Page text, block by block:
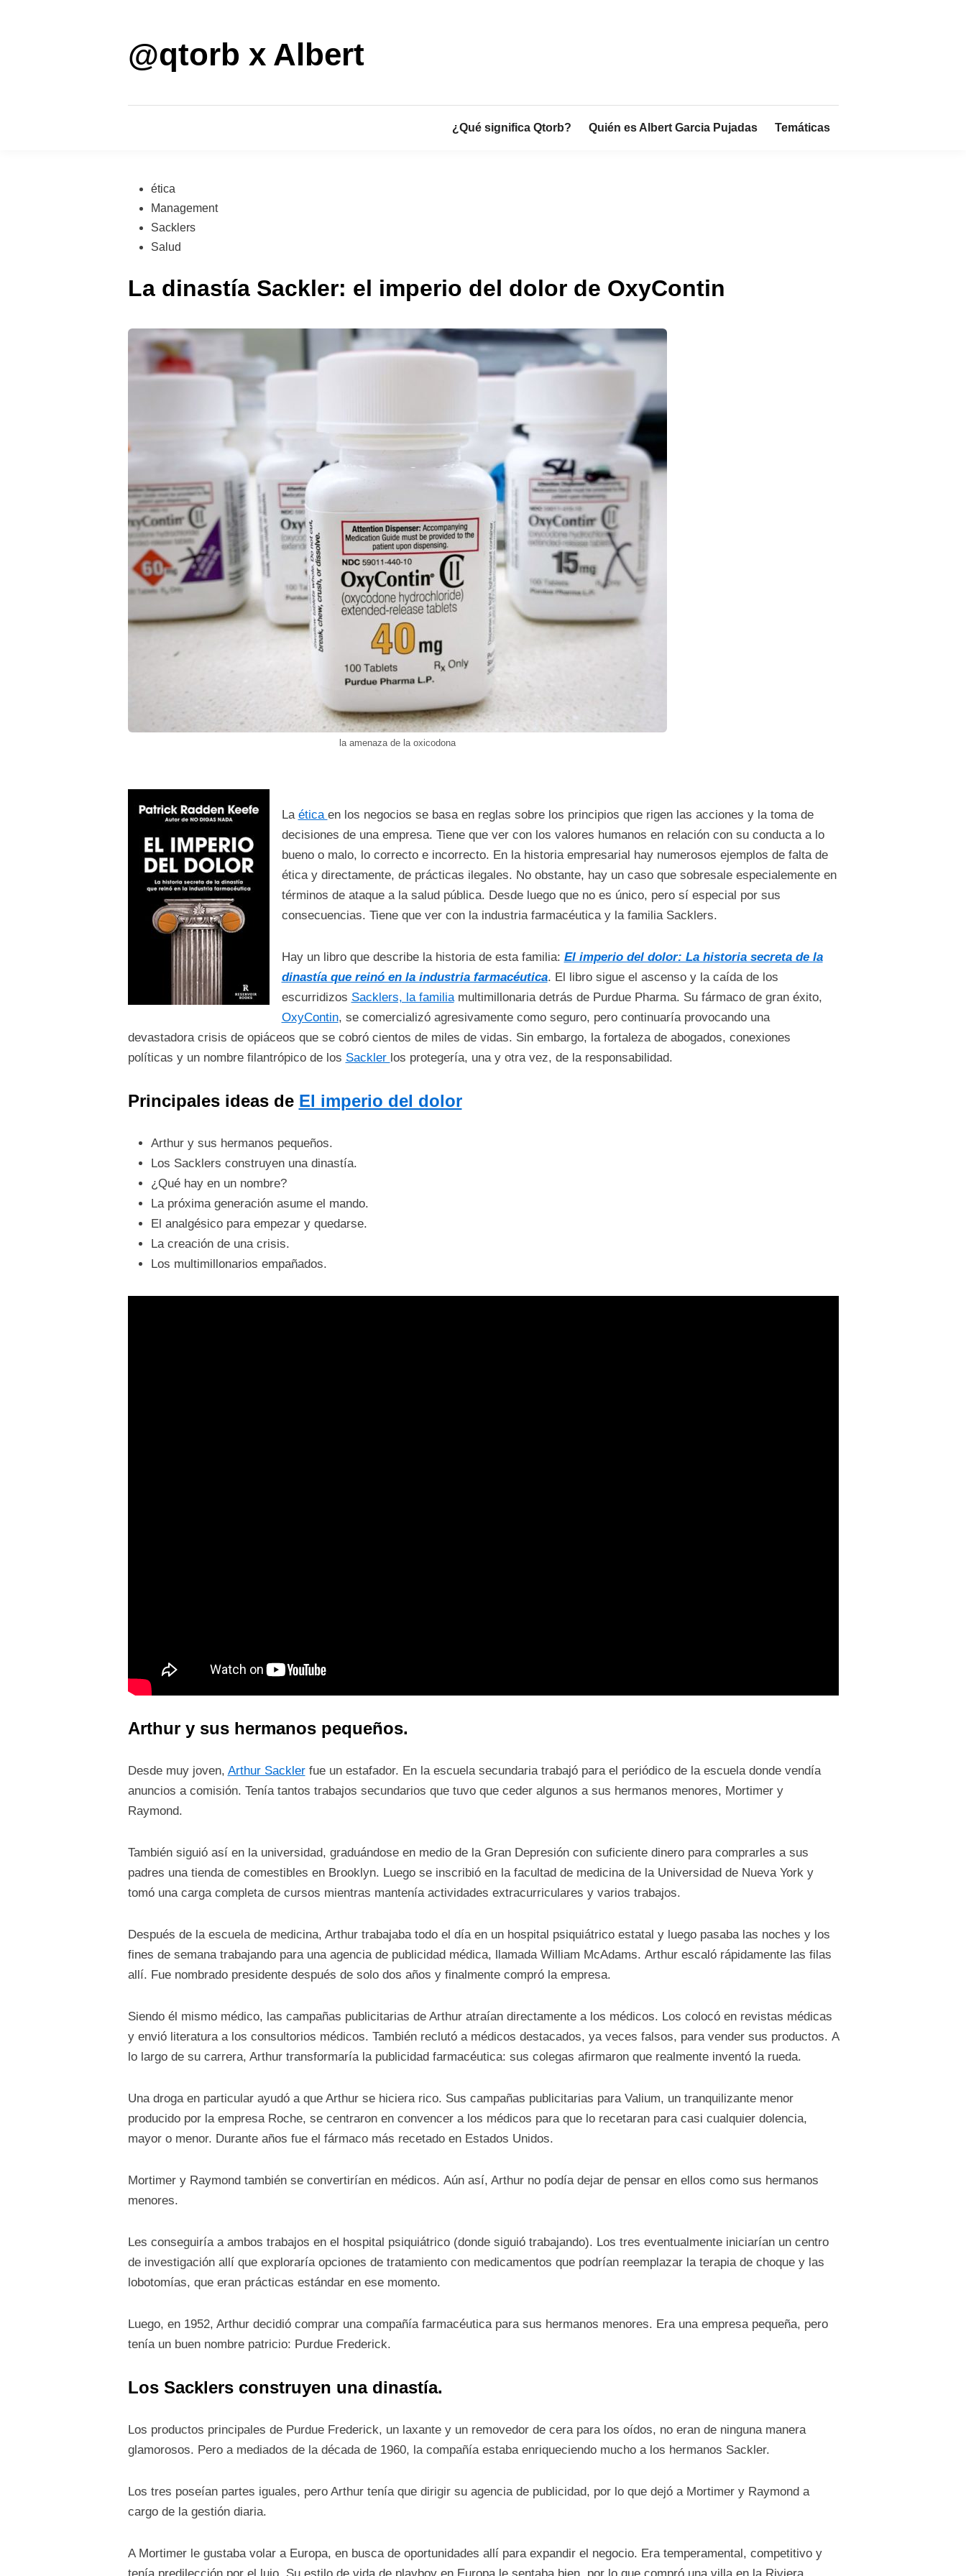
@qtorb x Albert
¿Qué significa Qtorb? Quién es Albert Garcia Pujadas Temáticas
Publicado
en
ética
Management
Sacklers
Salud
La dinastía Sackler: el imperio del dolor de OxyContin
la amenaza de la oxicodona
La ética en los negocios se basa en reglas sobre los principios que rigen las acciones y la toma de
decisiones de una empresa. Tiene que ver con los valores humanos en relación con su conducta a lo
bueno o malo, lo correcto e incorrecto. En la historia empresarial hay numerosos ejemplos de falta de
ética y directamente, de prácticas ilegales. No obstante, hay un caso que sobresale especialemente en
términos de ataque a la salud pública. Desde luego que no es único, pero sí especial por sus
consecuencias. Tiene que ver con la industria farmacéutica y la familia Sacklers.
Hay un libro que describe la historia de esta familia: El imperio del dolor: La historia secreta de la
dinastía que reinó en la industria farmacéutica. El libro sigue el ascenso y la caída de los
escurridizos Sacklers, la familiamultimillonaria detrás de Purdue Pharma. Su fármaco de gran éxito,
OxyContin, se comercializó agresivamente como seguro, pero continuaría provocando una
devastadora crisis de opiáceos que se cobró cientos de miles de vidas. Sin embargo, la fortaleza de abogados, conexiones
políticas y un nombre filantrópico de los Sackler los protegería, una y otra vez, de la responsabilidad.
Principales ideas de El imperio del dolor
Arthur y sus hermanos pequeños.
Los Sacklers construyen una dinastía.
¿Qué hay en un nombre?
La próxima generación asume el mando.
El analgésico para empezar y quedarse.
La creación de una crisis.
Los multimillonarios empañados.
Arthur y sus hermanos pequeños.
Desde muy joven, Arthur Sacklerfue un estafador. En la escuela secundaria trabajó para el periódico de la escuela donde vendía
anuncios a comisión. Tenía tantos trabajos secundarios que tuvo que ceder algunos a sus hermanos menores, Mortimer y
Raymond.
También siguió así en la universidad, graduándose en medio de la Gran Depresión con suficiente dinero para comprarles a sus
padres una tienda de comestibles en Brooklyn. Luego se inscribió en la facultad de medicina de la Universidad de Nueva York y
tomó una carga completa de cursos mientras mantenía actividades extracurriculares y varios trabajos.
Después de la escuela de medicina, Arthur trabajaba todo el día en un hospital psiquiátrico estatal y luego pasaba las noches y los
fines de semana trabajando para una agencia de publicidad médica, llamada William McAdams. Arthur escaló rápidamente las filas
allí. Fue nombrado presidente después de solo dos años y finalmente compró la empresa.
Siendo él mismo médico, las campañas publicitarias de Arthur atraían directamente a los médicos. Los colocó en revistas médicas
y envió literatura a los consultorios médicos. También reclutó a médicos destacados, ya veces falsos, para vender sus productos. A
lo largo de su carrera, Arthur transformaría la publicidad farmacéutica: sus colegas afirmaron que realmente inventó la rueda.
Una droga en particular ayudó a que Arthur se hiciera rico. Sus campañas publicitarias para Valium, un tranquilizante menor
producido por la empresa Roche, se centraron en convencer a los médicos para que lo recetaran para casi cualquier dolencia,
mayor o menor. Durante años fue el fármaco más recetado en Estados Unidos.
Mortimer y Raymond también se convertirían en médicos. Aún así, Arthur no podía dejar de pensar en ellos como sus hermanos
menores.
Les conseguiría a ambos trabajos en el hospital psiquiátrico (donde siguió trabajando). Los tres eventualmente iniciarían un centro
de investigación allí que exploraría opciones de tratamiento con medicamentos que podrían reemplazar la terapia de choque y las
lobotomías, que eran prácticas estándar en ese momento.
Luego, en 1952, Arthur decidió comprar una compañía farmacéutica para sus hermanos menores. Era una empresa pequeña, pero
tenía un buen nombre patricio: Purdue Frederick.
Los Sacklers construyen una dinastía.
Los productos principales de Purdue Frederick, un laxante y un removedor de cera para los oídos, no eran de ninguna manera
glamorosos. Pero a mediados de la década de 1960, la compañía estaba enriqueciendo mucho a los hermanos Sackler.
Los tres poseían partes iguales, pero Arthur tenía que dirigir su agencia de publicidad, por lo que dejó a Mortimer y Raymond a
cargo de la gestión diaria.
A Mortimer le gustaba volar a Europa, en busca de oportunidades allí para expandir el negocio. Era temperamental, competitivo y